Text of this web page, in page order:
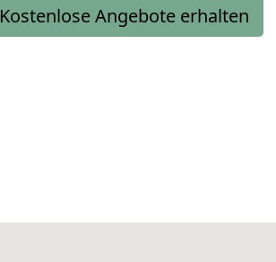
Kostenlose Angebote erhalten